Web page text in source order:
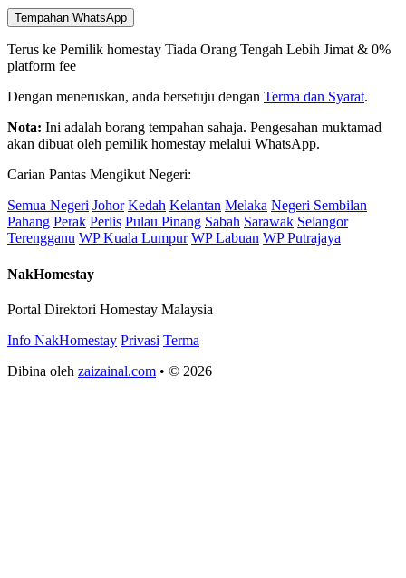
Tempahan WhatsApp
Terus ke Pemilik homestay Tiada Orang Tengah Lebih Jimat & 0%
platform fee
Dengan meneruskan, anda bersetuju dengan Terma dan Syarat.
Nota: Ini adalah borang tempahan sahaja. Pengesahan muktamad
akan dibuat oleh pemilik homestay melalui WhatsApp.
Carian Pantas Mengikut Negeri:
Semua Negeri Johor Kedah Kelantan Melaka Negeri Sembilan
Pahang Perak Perlis Pulau Pinang Sabah Sarawak Selangor
Terengganu WP Kuala Lumpur WP Labuan WP Putrajaya
NakHomestay
Portal Direktori Homestay Malaysia
Info NakHomestay Privasi Terma
Dibina oleh zaizainal.com • © 2026